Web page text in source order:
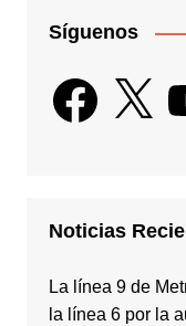
Síguenos
Facebook
X
Noticias
La línea 9 de
la línea 6 por la